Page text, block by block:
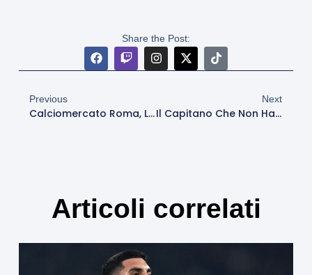
Share the Post:
Previous
Calciomercato Roma, L’Inter Pronta A Riscattare Zalewski
Next
Il Capitano Che Non Ha Abbandonato La Nave, Ma La Nave Ha Lasciato A Terra Lui
Articoli correlati